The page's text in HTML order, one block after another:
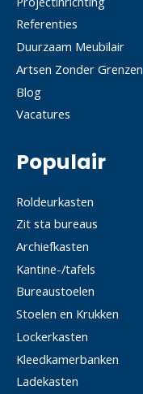
Referenties
Duurzaam Meubilair
Artsen Zonder Grenzen
Blog
Vacatures
Populair
Roldeurkasten
Zit sta bureaus
Archiefkasten
Kantine-/tafels
Bureaustoelen
Stoelen en Krukken
Lockerkasten
Kleedkamerbanken
Ladekasten